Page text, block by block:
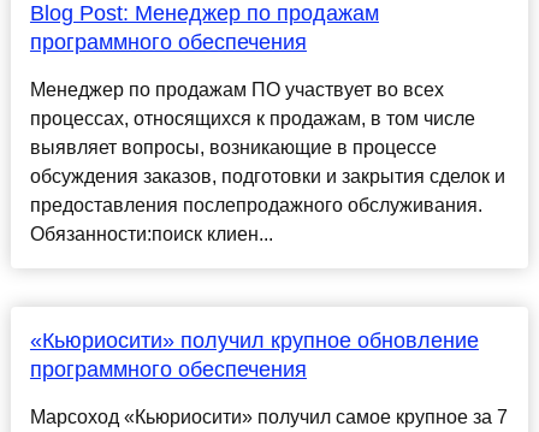
Blog Post: Менеджер по продажам
программного обеспечения
Менеджер по продажам ПО участвует во всех
процессах, относящихся к продажам, в том числе
выявляет вопросы, возникающие в процессе
обсуждения заказов, подготовки и закрытия сделок и
предоставления послепродажного обслуживания.
Обязанности:поиск клиен...
«Кьюриосити» получил крупное обновление
программного обеспечения
Марсоход «Кьюриосити» получил самое крупное за 7